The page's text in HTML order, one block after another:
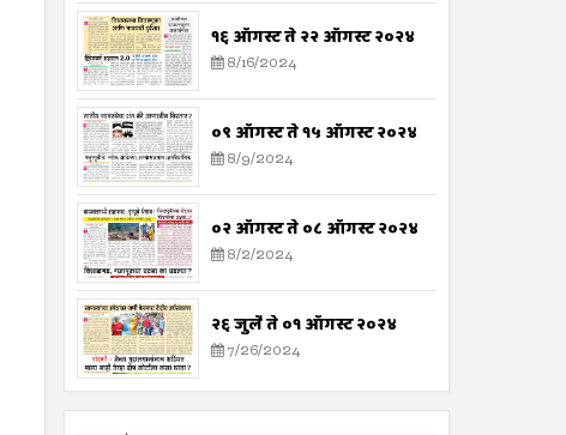
१६ ऑगस्ट ते २२ ऑगस्ट २०२४
8/16/2024
०९ ऑगस्ट ते १५ ऑगस्ट २०२४
8/9/2024
०२ ऑगस्ट ते ०८ ऑगस्ट २०२४
8/2/2024
२६ जुलै ते ०१ ऑगस्ट २०२४
7/26/2024